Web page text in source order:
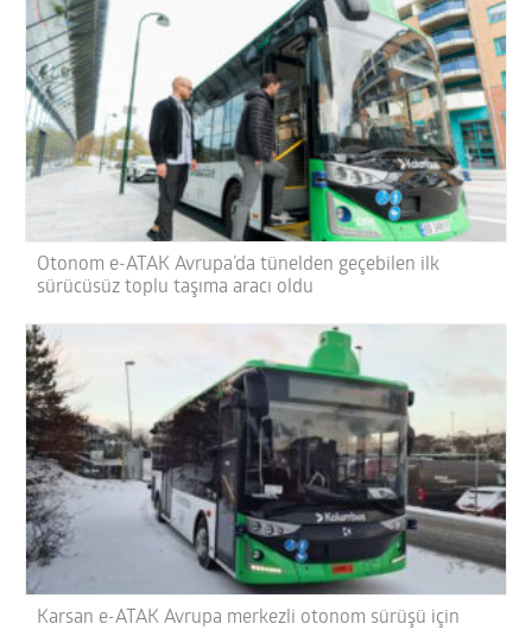
Otonom e-ATAK Avrupa’da tünelden geçebilen ilk
sürücüsüz toplu taşıma aracı oldu
Karsan e-ATAK Avrupa merkezli otonom sürüşü için